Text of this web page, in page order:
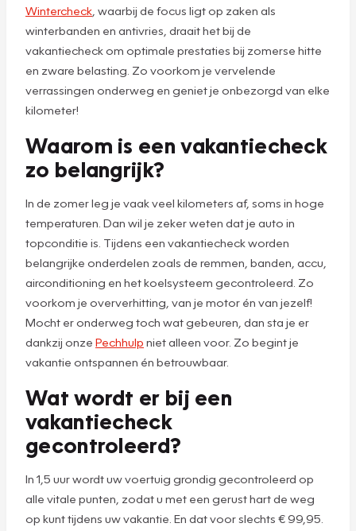
Wintercheck , waarbij de focus ligt op zaken als
winterbanden en antivries, draait het bij de
vakantiecheck om optimale prestaties bij zomerse hitte
en zware belasting. Zo voorkom je vervelende
verrassingen onderweg en geniet je onbezorgd van elke
kilometer!
Waarom is een vakantiecheck
zo belangrijk?
In de zomer leg je vaak veel kilometers af, soms in hoge
temperaturen. Dan wil je zeker weten dat je auto in
topconditie is. Tijdens een vakantiecheck worden
belangrijke onderdelen zoals de remmen, banden, accu,
airconditioning en het koelsysteem gecontroleerd. Zo
voorkom je oververhitting, van je motor én van jezelf!
Mocht er onderweg toch wat gebeuren, dan sta je er
dankzij onze Pechhulp niet alleen voor. Zo begint je
vakantie ontspannen én betrouwbaar.
Wat wordt er bij een
vakantiecheck
gecontroleerd?
In 1,5 uur wordt uw voertuig grondig gecontroleerd op
alle vitale punten, zodat u met een gerust hart de weg
op kunt tijdens uw vakantie. En dat voor slechts € 99,95.